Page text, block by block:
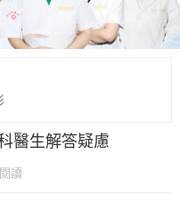
醫生解答疑慮
讀